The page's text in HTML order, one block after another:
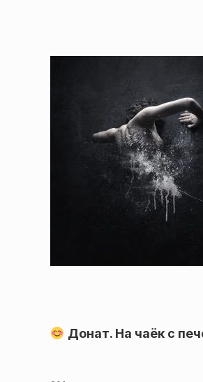
Донат. На чаёк с